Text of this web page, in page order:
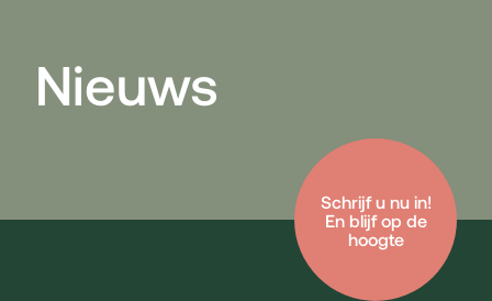
Nieuws
Schrijf u nu in!
En blijf op de
hoogte